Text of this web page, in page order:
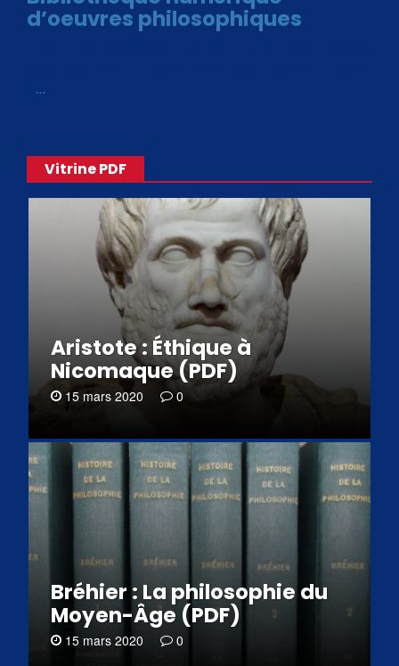
d’oeuvres philosophiques
…
Vitrine PDF
Aristote : Éthique à
Nicomaque (PDF)
15 mars 2020 0
Bréhier : La philosophie du
Moyen-Âge (PDF)
15 mars 2020 0